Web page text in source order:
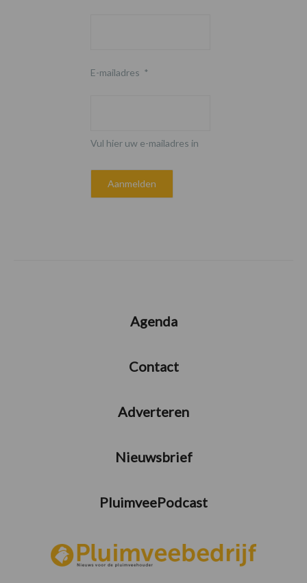
E-mailadres *
Vul hier uw e-mailadres in
Agenda
Contact
Adverteren
Nieuwsbrief
PluimveePodcast